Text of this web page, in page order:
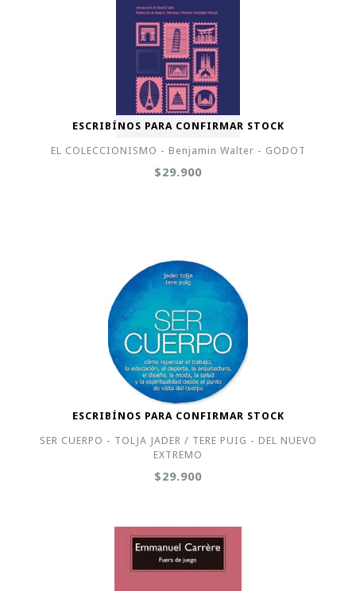
ESCRIBÍNOS PARA CONFIRMAR STOCK
EL COLECCIONISMO - Benjamin Walter - GODOT
$29.900
ESCRIBÍNOS PARA CONFIRMAR STOCK
SER CUERPO - TOLJA JADER / TERE PUIG - DEL NUEVO
EXTREMO
$29.900